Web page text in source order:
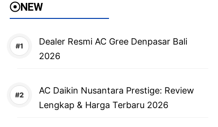
NEW
Dealer Resmi AC Gree Denpasar Bali
2026
AC Daikin Nusantara Prestige: Review
Lengkap & Harga Terbaru 2026